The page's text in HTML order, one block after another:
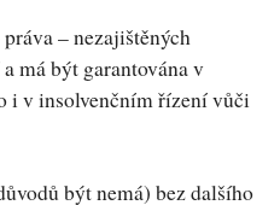
– nezajištěných
má být garantována v
i v insolvenčním řízení vůči
být nemá) bez dalšího